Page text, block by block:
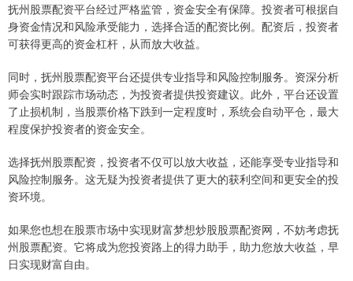
抚州股票配资平台经过严格监管，资金安全有保障。投资者可根据自
身资金情况和风险承受能力，选择合适的配资比例。配资后，投资者
可获得更高的资金杠杆，从而放大收益。
同时，抚州股票配资平台还提供专业指导和风险控制服务。资深分析
师会实时跟踪市场动态，为投资者提供投资建议。此外，平台还设置
了止损机制，当股票价格下跌到一定程度时，系统会自动平仓，最大
程度保护投资者的资金安全。
选择抚州股票配资，投资者不仅可以放大收益，还能享受专业指导和
风险控制服务。这无疑为投资者提供了更大的获利空间和更安全的投
资环境。
如果您也想在股票市场中实现财富梦想炒股股票配资网，不妨考虑抚
州股票配资。它将成为您投资路上的得力助手，助力您放大收益，早
日实现财富自由。